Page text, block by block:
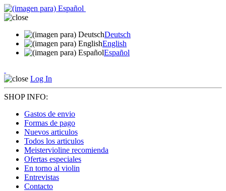
Deutsch
English
Español
Log In
SHOP INFO:
Gastos de envio
Formas de pago
Nuevos articulos
Todos los articulos
Meistervioline recomienda
Ofertas especiales
En torno al violin
Entrevistas
Contacto